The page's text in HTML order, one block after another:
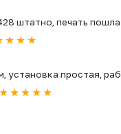
штатно, печать
установка простая,